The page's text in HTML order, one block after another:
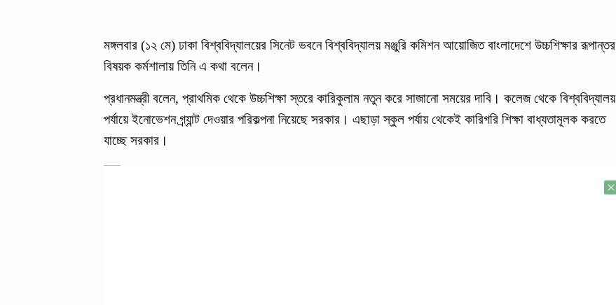
মঙ্গলবার (১২ মে) ঢাকা বিশ্ববিদ্যালয়ের সিনেট ভবনে বিশ্ববিদ্যালয় মঞ্জুরি কমিশন আয়োজিত বাংলাদেশে উচ্চশিক্ষার রূপান্তর
বিষয়ক কর্মশালায় তিনি এ কথা বলেন।
প্রধানমন্ত্রী বলেন, প্রাথমিক থেকে উচ্চশিক্ষা স্তরে কারিকুলাম নতুন করে সাজানো সময়ের দাবি। কলেজ থেকে বিশ্ববিদ্যালয়
পর্যায়ে ইনোভেশন গ্র্যান্ট দেওয়ার পরিকল্পনা নিয়েছে সরকার। এছাড়া স্কুল পর্যায় থেকেই কারিগরি শিক্ষা বাধ্যতামূলক করতে
যাচ্ছে সরকার।